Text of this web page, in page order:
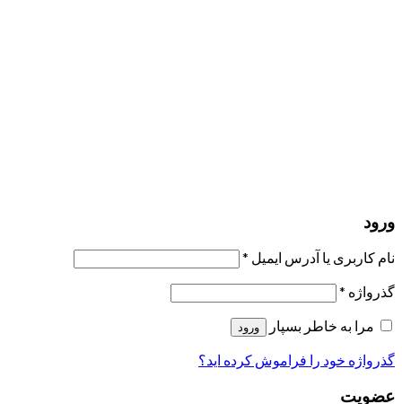
ورود
نام کاربری یا آدرس ایمیل *
گذرواژه *
مرا به خاطر بسپار
ورود
گذرواژه خود را فراموش کرده اید؟
عضویت